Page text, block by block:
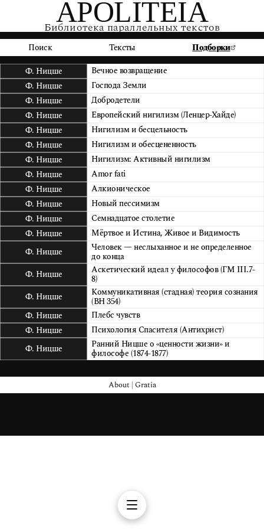
APOLITEIA
Библиотека параллельных текстов
Поиск Тексты
Подборки
Ф. Ницше
Вечное возвращение
Ф. Ницше
Господа Земли
Ф. Ницше
Добродетели
Ф. Ницше
Европейский нигилизм (Ленцер-Хайде)
Ф. Ницше
Нигилизм и бесцельность
Ф. Ницше
Нигилизм и обесцененность
Ф. Ницше
Нигилизм: Активный нигилизм
Ф. Ницше
Amor fati
Ф. Ницше
Алкионическое
Ф. Ницше
Новый пессимизм
Ф. Ницше
Семнадцатое столетие
Ф. Ницше
Мёртвое и Истина, Живое и Видимость
Ф. Ницше
Человек — неслыханное и не определенное
до конца
Ф. Ницше
Аскетический идеал у философов (ГМ III.7-
8)
Ф. Ницше
Коммуникативная (стадная) теория сознания
(ВН 354)
Ф. Ницше
Плебс чувств
Ф. Ницше
Психология Спасителя (Антихрист)
Ф. Ницше
Ранний Ницше о «ценности жизни» и
философе (1874-1877)
About | Gratia